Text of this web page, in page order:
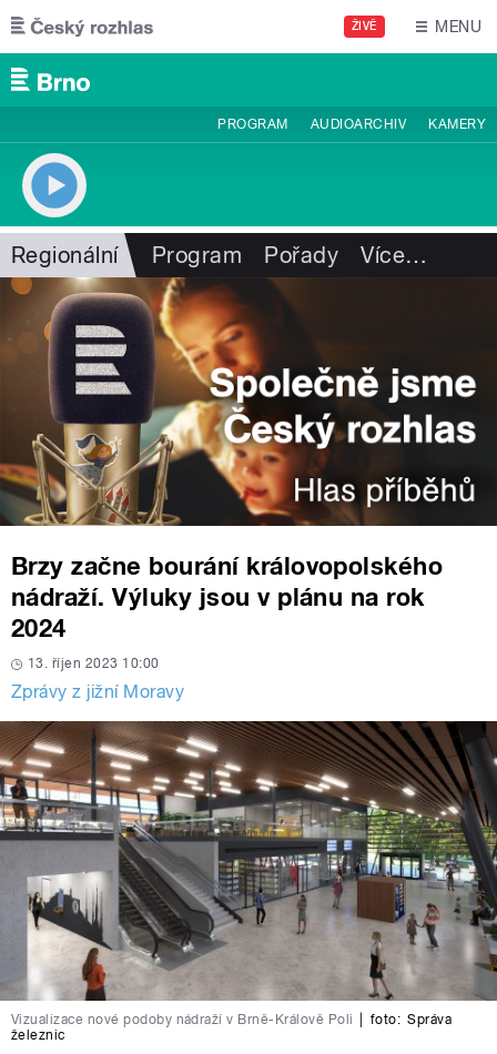
Přejít k hlavnímu obsahu
ŽIVĚ MENU
PROGRAM AUDIOARCHIV KAMERY
Regionální Program Pořady Více…
Brzy začne bourání královopolského
nádraží. Výluky jsou v plánu na rok
2024
13. říjen 2023 10:00
Zprávy z jižní Moravy
Vizualizace nové podoby nádraží v Brně-Králově Poli foto: Správa
železnic